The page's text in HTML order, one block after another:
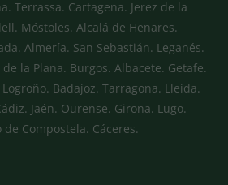
Terrassa. Cartagena. Jerez de la
Móstoles. Alcalá de Henares.
Almería. San Sebastián. Leganés.
la Plana. Burgos. Albacete. Getafe.
Badajoz. Tarragona. Lleida.
Jaén. Ourense. Girona. Lugo.
de Compostela. Cáceres.